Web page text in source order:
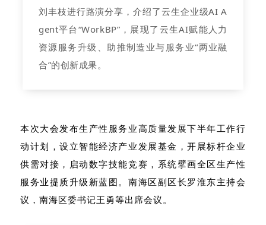
刘丰枝进行路演分享，介绍了云生企业级AI A
gent平台“WorkBP”，展现了云生AI赋能人力
资源服务升级、助推制造业与服务业“两业融
合”的创新成果。
本次大会发布生产性服务业高质量发展下半年工作行
动计划，设立智能经济产业发展基金，开展标杆企业
供需对接，启动数字技能竞赛，系统擘画全区生产性
服务业提质升级新蓝图。南海区副区长罗淮东主持会
议，南海区委书记王勇等出席会议。